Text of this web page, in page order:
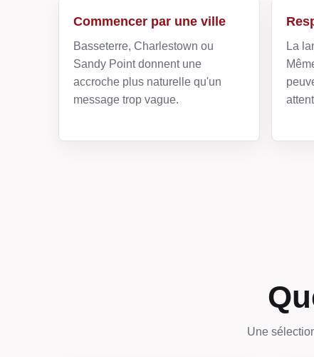
Commencer par une ville
Basseterre, Charlestown ou
Sandy Point donnent une
accroche plus naturelle qu'un
message trop vague.
La
Une